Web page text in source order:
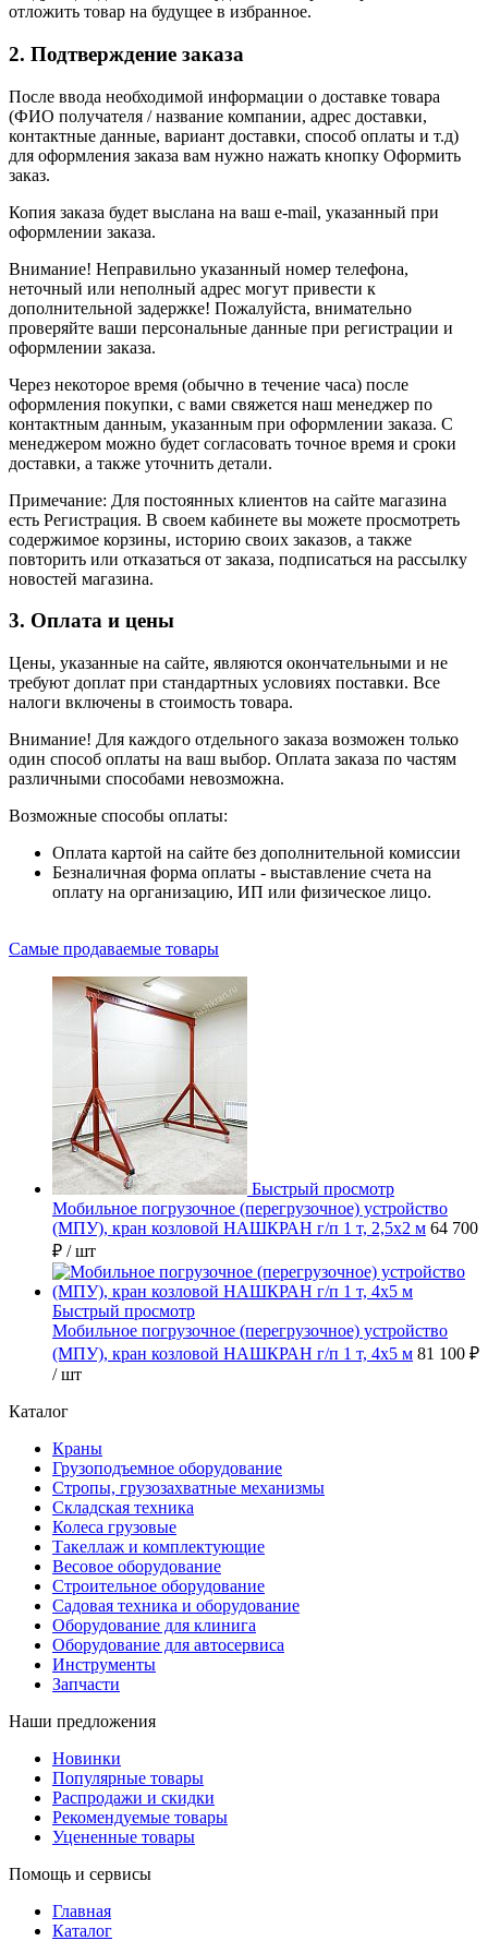
отложить товар на будущее в избранное.
2. Подтверждение заказа
После ввода необходимой информации о доставке товара
(ФИО получателя / название компании, адрес доставки,
контактные данные, вариант доставки, способ оплаты и т.д)
для оформления заказа вам нужно нажать кнопку Оформить
заказ.
Копия заказа будет выслана на ваш e-mail, указанный при
оформлении заказа.
Внимание! Неправильно указанный номер телефона,
неточный или неполный адрес могут привести к
дополнительной задержке! Пожалуйста, внимательно
проверяйте ваши персональные данные при регистрации и
оформлении заказа.
Через некоторое время (обычно в течение часа) после
оформления покупки, с вами свяжется наш менеджер по
контактным данным, указанным при оформлении заказа. С
менеджером можно будет согласовать точное время и сроки
доставки, а также уточнить детали.
Примечание: Для постоянных клиентов на сайте магазина
есть Регистрация. В своем кабинете вы можете просмотреть
содержимое корзины, историю своих заказов, а также
повторить или отказаться от заказа, подписаться на рассылку
новостей магазина.
3. Оплата и цены
Цены, указанные на сайте, являются окончательными и не
требуют доплат при стандартных условиях поставки. Все
налоги включены в стоимость товара.
Внимание! Для каждого отдельного заказа возможен только
один способ оплаты на ваш выбор. Оплата заказа по частям
различными способами невозможна.
Возможные способы оплаты:
Оплата картой на сайте без дополнительной комиссии
Безналичная форма оплаты - выставление счета на
оплату на организацию, ИП или физическое лицо.
Самые продаваемые товары
Быстрый просмотр
Мобильное погрузочное (перегрузочное) устройство
(МПУ), кран козловой НАШКРАН г/п 1 т, 2,5х2 м 64 700
₽ / шт
Быстрый просмотр
Мобильное погрузочное (перегрузочное) устройство
(МПУ), кран козловой НАШКРАН г/п 1 т, 4х5 м 81 100 ₽
/ шт
Каталог
Краны
Грузоподъемное оборудование
Стропы, грузозахватные механизмы
Складская техника
Колеса грузовые
Такеллаж и комплектующие
Весовое оборудование
Строительное оборудование
Садовая техника и оборудование
Оборудование для клинига
Оборудование для автосервиса
Инструменты
Запчасти
Наши предложения
Новинки
Популярные товары
Распродажи и скидки
Рекомендуемые товары
Уцененные товары
Помощь и сервисы
Главная
Каталог